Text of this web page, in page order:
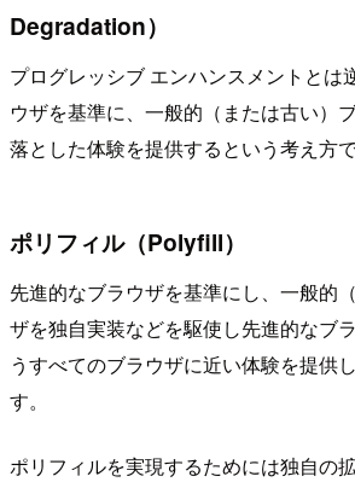
Degradation）
プログレッシブ エンハンスメントとは
ウザを基準に、一般的（または古い）
落とした体験を提供するという考え方で
ポリフィル（Polyfill）
先進的なブラウザを基準にし、一般的
ザを独自実装などを駆使し先進的なブ
うすべてのブラウザに近い体験を提供
す。
ポリフィルを実現するためには独自の